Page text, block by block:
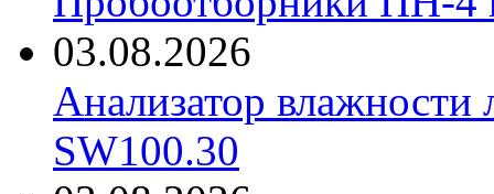
03.08.2026
Анализатор
SW100.30